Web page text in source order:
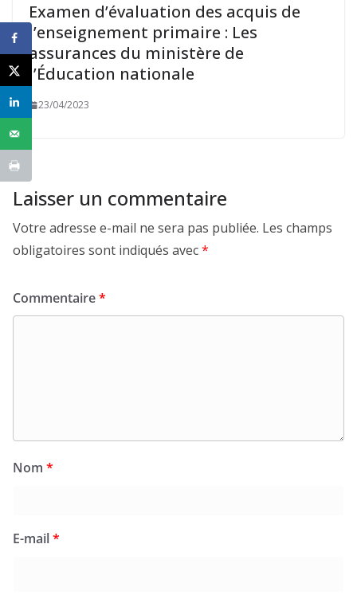
Examen d’évaluation des acquis de
l’enseignement primaire : Les
assurances du ministère de
l’Éducation nationale
23/04/2023
Laisser un commentaire
Votre adresse e-mail ne sera pas publiée. Les champs
obligatoires sont indiqués avec*
Commentaire*
Nom *
E-mail*